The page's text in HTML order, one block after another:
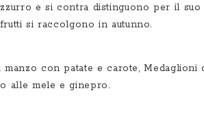
e si contra distinguono per il suo
si raccolgono in autunno.
manzo con patate e carote, Medaglioni
alle mele e ginepro.